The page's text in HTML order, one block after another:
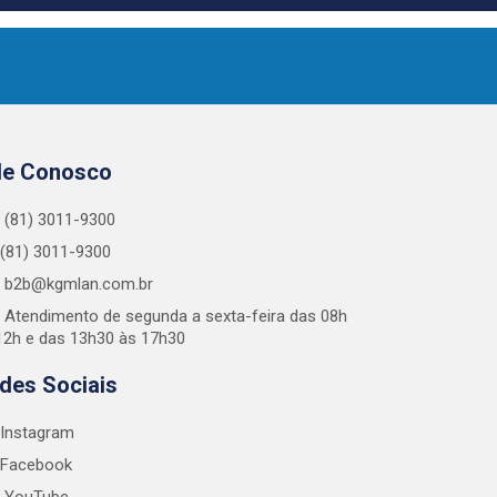
Conosco
(81) 3011-9300
(81) 3011-9300
b2b@kgmlan.com.br
Atendimento de segunda a sexta-feira das 08h
e das 13h30 às 17h30
Sociais
Instagram
Facebook